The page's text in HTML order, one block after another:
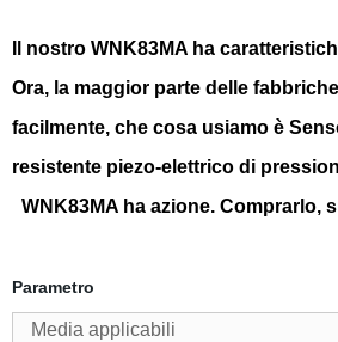
Il nostro WNK83MA ha
Ora, la maggior parte delle
facilmente, che cosa usiamo è
resistente piezo-elettrico di
WNK83MA ha azione.
Parametro
Media applicabili